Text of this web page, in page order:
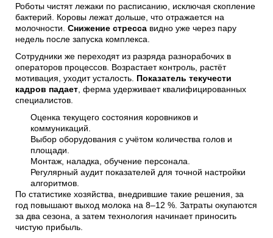
Роботы чистят лежаки по расписанию, исключая скопление
бактерий. Коровы лежат дольше, что отражается на
молочности. Снижение стресса видно уже через пару
недель после запуска комплекса.
Сотрудники же переходят из разряда разнорабочих в
операторов процессов. Возрастает контроль, растёт
мотивация, уходит усталость. Показатель текучести
кадров падает , ферма удерживает квалифицированных
специалистов.
Оценка текущего состояния коровников и
коммуникаций.
Выбор оборудования с учётом количества голов и
площади.
Монтаж, наладка, обучение персонала.
Регулярный аудит показателей для точной настройки
алгоритмов.
По статистике хозяйства, внедрившие такие решения, за
год повышают выход молока на 8–12 %. Затраты окупаются
за два сезона, а затем технология начинает приносить
чистую прибыль.